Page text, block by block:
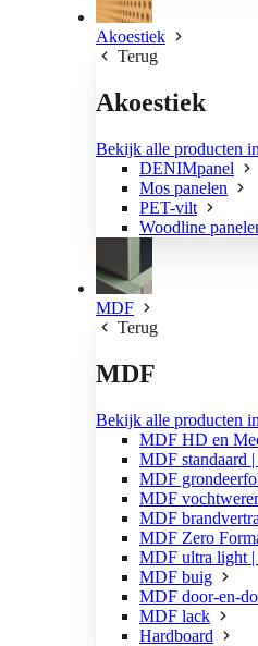
Akoestiek
Terug
Akoestiek
Bekijk alle producten
DENIMpanel
Mos panelen
PET-vilt
Woodline
MDF
Terug
MDF
Bekijk alle producten
MDF HD en
MDF standaard
MDF
MDF
MDF
MDF Zero
MDF ultra light |
MDF buig
MDF door-en-
MDF lack
Hardboard